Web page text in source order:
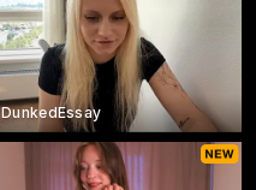
DunkedEssay